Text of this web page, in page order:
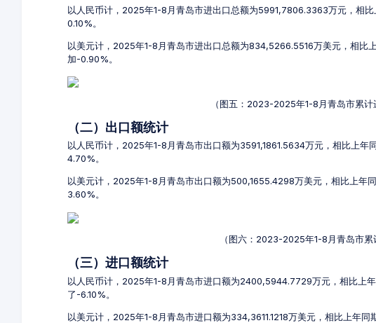
以人民币计，2025年1-8月青岛市进出口总额为5991,7806.3363万元，相
0.10%。
以美元计，2025年1-8月青岛市进出口总额为834,5266.5516万美元，相比
加-0.90%。
（图五：2023-2025年1-8月青岛市累计
（二）出口额统计
以人民币计，2025年1-8月青岛市出口额为3591,1861.5634万元，相比上年
4.70%。
以美元计，2025年1-8月青岛市出口额为500,1655.4298万美元，相比上年
3.60%。
（图六：2023-2025年1-8月青岛市累
（三）进口额统计
以人民币计，2025年1-8月青岛市进口额为2400,5944.7729万元，相比上
了-6.10%。
以美元计，2025年1-8月青岛市进口额为334,3611.1218万美元，相比上年